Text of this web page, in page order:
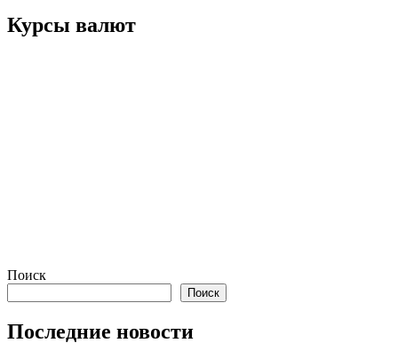
Курсы валют
Поиск
Поиск
Последние новости